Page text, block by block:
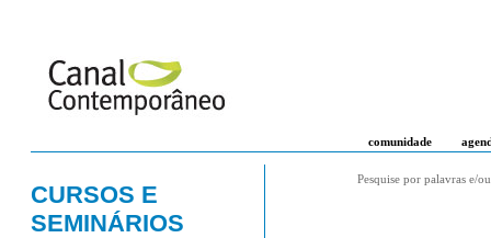
comunidade
CURSOS E
SEMINÁRIOS
Pesquise por palavras e/